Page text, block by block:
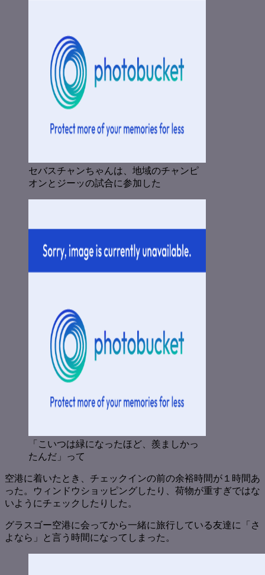
セバスチャンちゃんは、地域のチャンピ
オンとジーッの試合に参加した
「こいつは緑になったほど、羨ましかっ
たんだ」って
空港に着いたとき、チェックインの前の余裕時間が１時間あ
った。ウィンドウショッピングしたり、荷物が重すぎではな
いようにチェックしたりした。
グラスゴー空港に会ってから一緒に旅行している友達に「さ
よなら」と言う時間になってしまった。